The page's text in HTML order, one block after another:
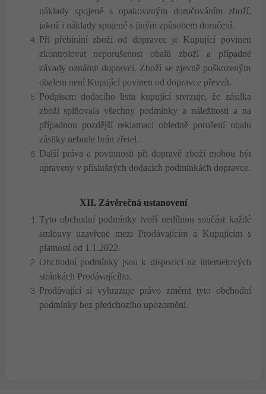
náklady spojené s opakovaným doručováním zboží,
jakož i náklady spojené s jiným způsobem doručení.
Při přebírání zboží od dopravce je Kupující povinen
zkontrolovat neporušenost obalů zboží a případné
závady oznámit dopravci. Zboží se zjevně poškozeným
obalem není Kupující povinen od dopravce převzít.
Podpisem dodacího listu kupující stvrzuje, že zásilka
zboží splňovala všechny podmínky a náležitosti a na
případnou pozdější reklamaci ohledně porušení obalu
zásilky nebude brán zřetel.
Další práva a povinnosti při dopravě zboží mohou být
upraveny v příslušných dodacích podmínkách dopravce.
XII. Závěrečná ustanovení
Tyto obchodní podmínky tvoří nedílnou součást každé
smlouvy uzavřené mezi Prodávajícím a Kupujícím s
platností od 1.1.2022.
Obchodní podmínky jsou k dispozici na internetových
stránkách Prodávajícího.
Prodávající si vyhrazuje právo změnit tyto obchodní
podmínky bez předchozího upozornění.